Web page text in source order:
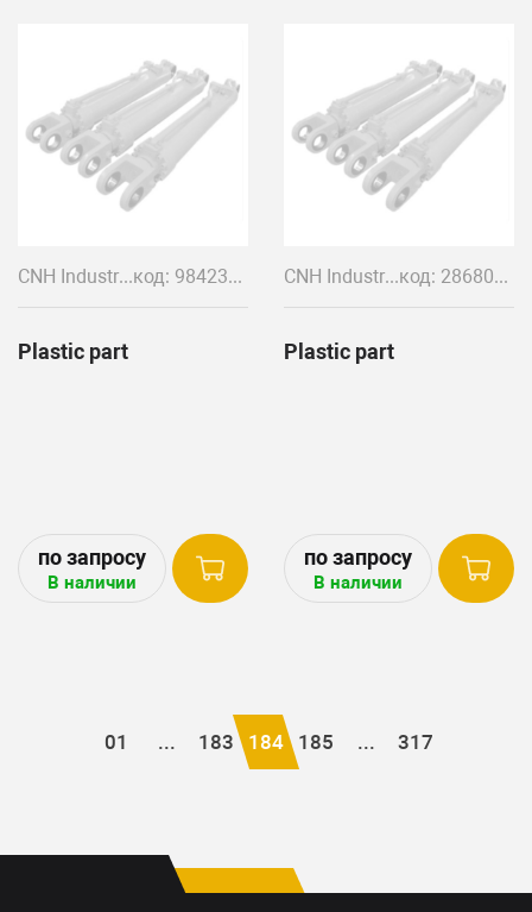
CNH Industrial код: 9842300
Plastic part
В наличии
CNH Industrial код: 28680132
Plastic part
В наличии
01 ... 183 184 185 ... 317